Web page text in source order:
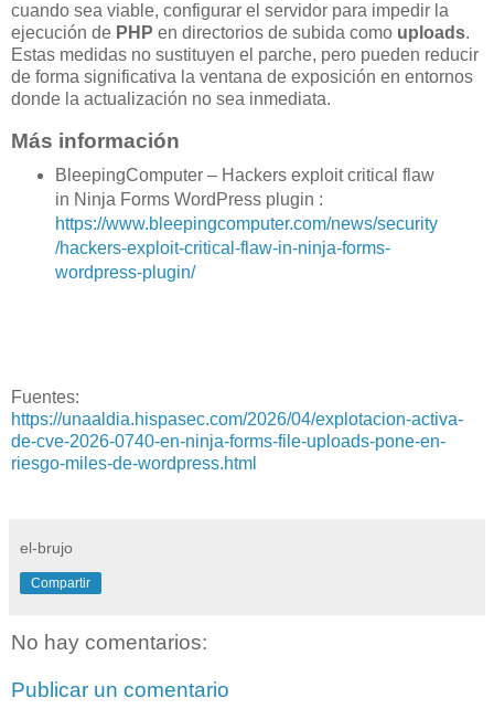
cuando sea viable, configurar el servidor para impedir la
ejecución de PHP en directorios de subida como uploads.
Estas medidas no sustituyen el parche, pero pueden reducir
de forma significativa la ventana de exposición en entornos
donde la actualización no sea inmediata.
Más información
BleepingComputer – Hackers exploit critical flaw
in Ninja Forms WordPress plugin :
https://www.bleepingcomputer.com/news/security
/hackers-exploit-critical-flaw-in-ninja-forms-
wordpress-plugin/
Fuentes:
https://unaaldia.hispasec.com/2026/04/explotacion-activa-
de-cve-2026-0740-en-ninja-forms-file-uploads-pone-en-
riesgo-miles-de-wordpress.html
el-brujo
Compartir
No hay comentarios:
Publicar un comentario